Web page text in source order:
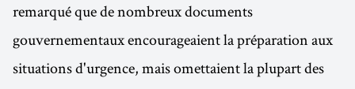
remarqué que de nombreux documents
gouvernementaux encourageaient la préparation aux
situations d'urgence, mais omettaient la plupart des